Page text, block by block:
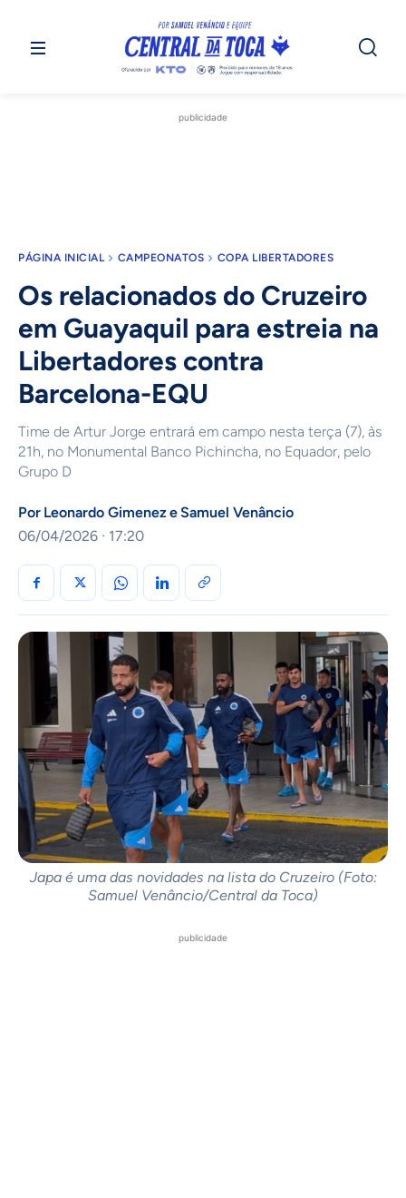
publicidade
PÁGINA INICIAL CAMPEONATOS COPA LIBERTADORES
Os relacionados do Cruzeiro
em Guayaquil para estreia na
Libertadores contra
Barcelona-EQU
Time de Artur Jorge entrará em campo nesta terça (7), às
21h, no Monumental Banco Pichincha, no Equador, pelo
Grupo D
Por Leonardo Gimeneze Samuel Venâncio
06/04/2026 · 17:20
Japa é uma das novidades na lista do Cruzeiro (Foto:
Samuel Venâncio/Central da Toca)
publicidade